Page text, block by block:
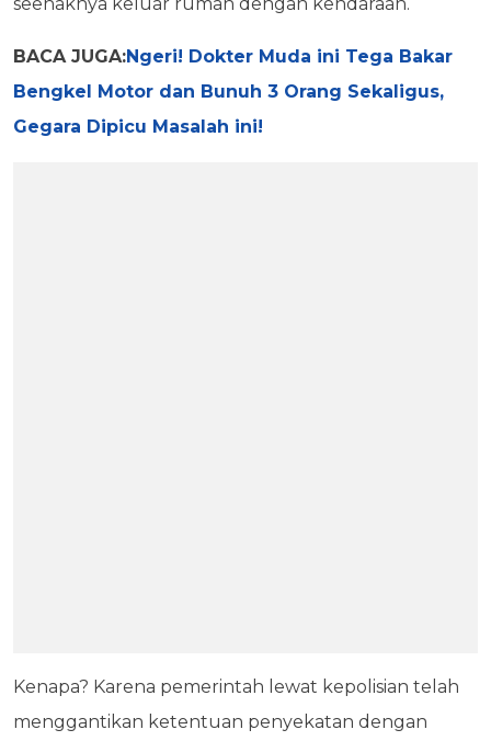
BACA JUGA:Ngeri! Dokter Muda ini Tega Bakar
Bengkel Motor dan Bunuh 3 Orang Sekaligus,
Gegara Dipicu Masalah ini!
Kenapa? Karena pemerintah lewat kepolisian telah
menggantikan ketentuan penyekatan dengan